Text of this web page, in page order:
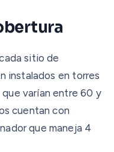
sitio de
instalados en torres
varían entre 60 y
cuentan con
que maneja 4